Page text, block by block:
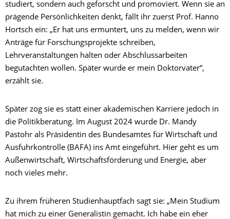
studiert, sondern auch geforscht und promoviert. Wenn sie an
prägende Persönlichkeiten denkt, fällt ihr zuerst Prof. Hanno
Hortsch ein: „Er hat uns ermuntert, uns zu melden, wenn wir
Anträge für Forschungsprojekte schreiben,
Lehrveranstaltungen halten oder Abschlussarbeiten
begutachten wollen. Später wurde er mein Doktorvater“,
erzählt sie.
Später zog sie es statt einer akademischen Karriere jedoch in
die Politikberatung. Im August 2024 wurde Dr. Mandy
Pastohr als Präsidentin des Bundesamtes für Wirtschaft und
Ausfuhrkontrolle (BAFA) ins Amt eingeführt. Hier geht es um
Außenwirtschaft, Wirtschaftsförderung und Energie, aber
noch vieles mehr.
Zu ihrem früheren Studienhauptfach sagt sie: „Mein Studium
hat mich zu einer Generalistin gemacht. Ich habe ein eher